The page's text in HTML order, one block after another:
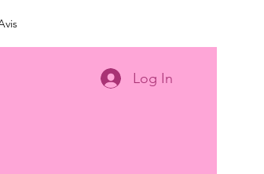
Log In